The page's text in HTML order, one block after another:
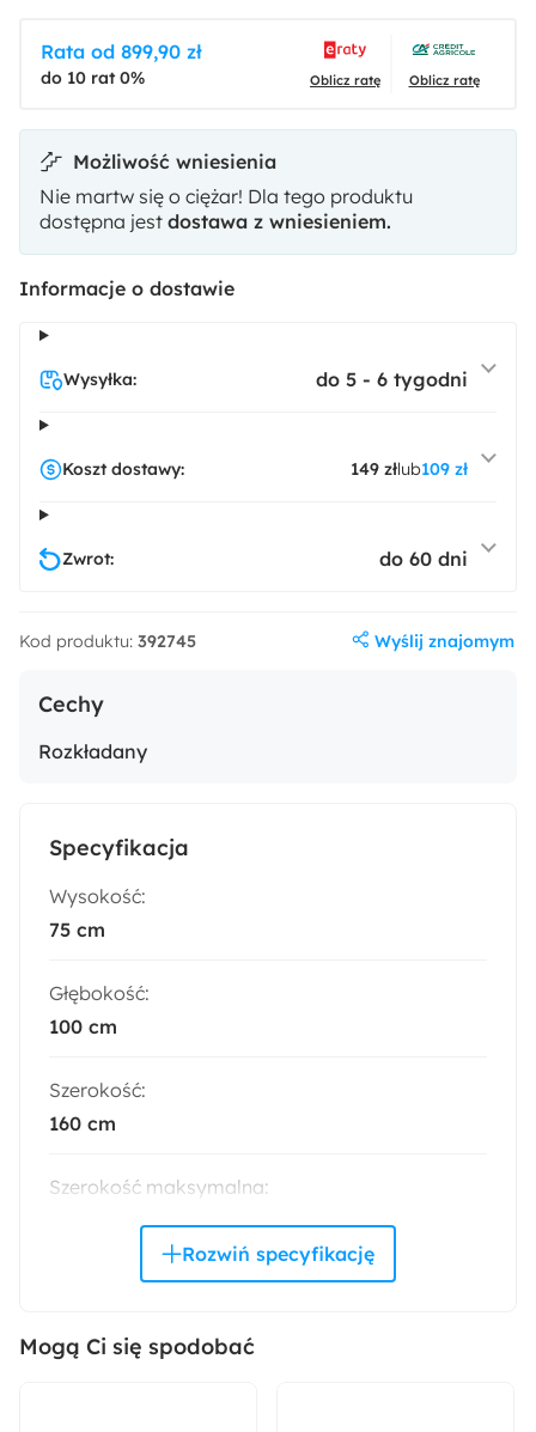
Cechy
Rozkładany
Specyfikacja
Wysokość:
75 cm
Głębokość:
100 cm
Szerokość:
160 cm
Szerokość maksymalna:
Mogą Ci się spodobać
Rata od 899,90 zł
do 10 rat 0% Oblicz ratę Oblicz ratę
Możliwość wniesienia
Nie martw się o ciężar! Dla tego produktu
dostępna jest dostawa z wniesieniem.
Informacje o dostawie
Wysyłka: do 5 - 6 tygodni
Koszt dostawy: 149 złlub109 zł
Zwrot: do 60 dni
Kod produktu: 392745 Wyślij znajomym